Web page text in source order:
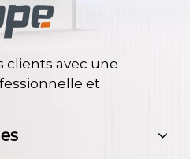
clients avec une
et